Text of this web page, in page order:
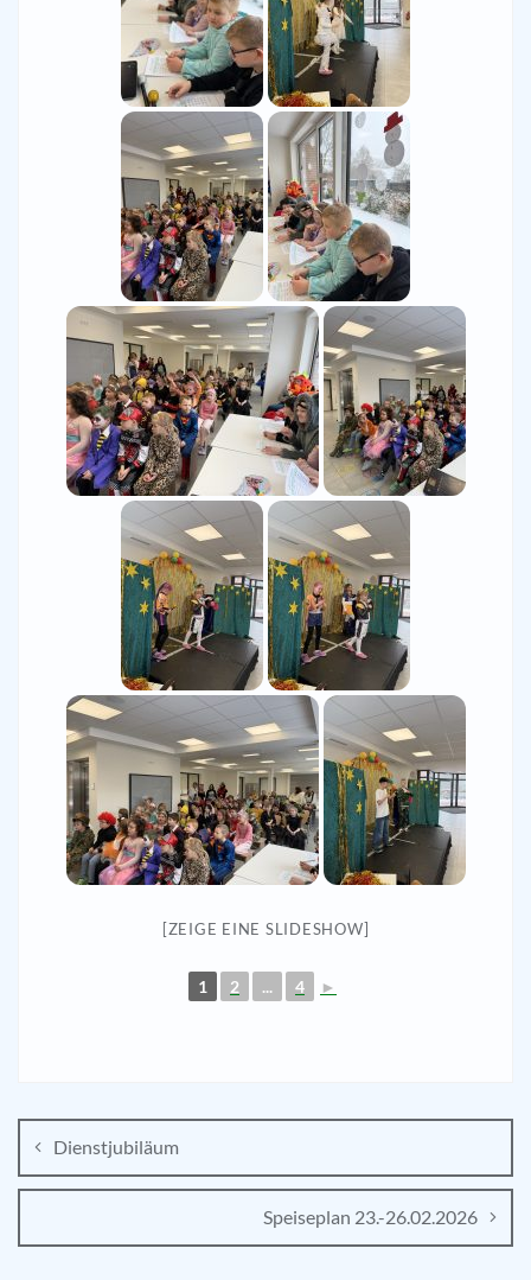
[ZEIGE EINE SLIDESHOW]
1 2 ... 4 ►
Dienstjubiläum
Speiseplan 23.-26.02.2026